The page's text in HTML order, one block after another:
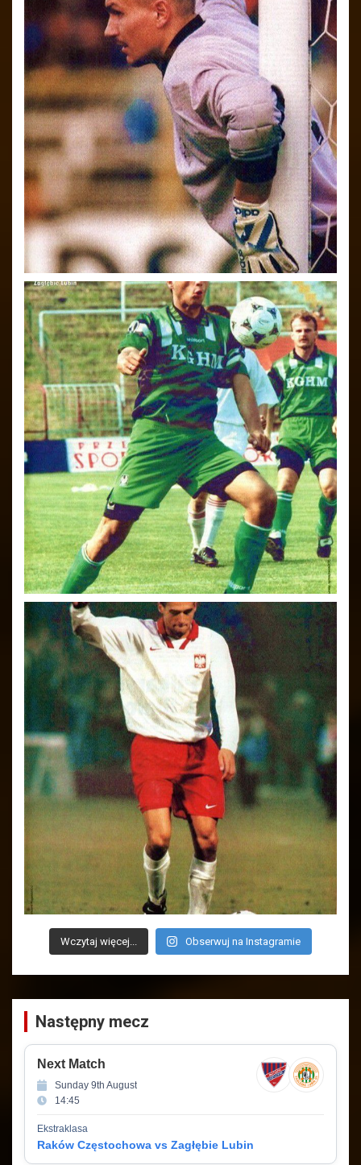
Wczytaj więcej... Obserwuj na Instagramie
Następny mecz
Next Match
Sunday 9th August
14:45
Ekstraklasa
Raków Częstochowa vs Zagłębie Lubin